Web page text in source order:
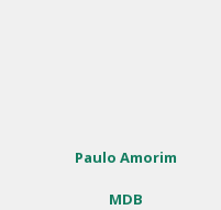
Paulo Amorim
MDB